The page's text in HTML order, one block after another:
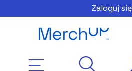
Zaloguj się